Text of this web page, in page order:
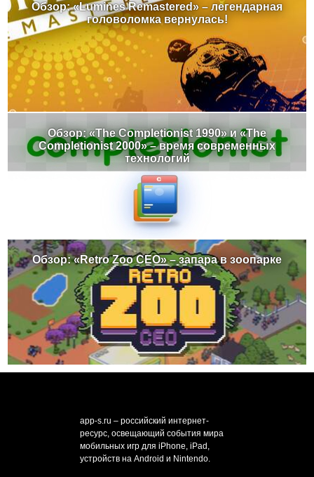
Обзор: «Lumines Remastered» – легендарная
головоломка вернулась!
Обзор: «The Completionist 1990» и «The
Completionist 2000» – время современных
технологий
Обзор: «Retro Zoo CEO» – запара в зоопарке
app-s.ru – российский интернет-
ресурс, освещающий события мира
мобильных игр для iPhone, iPad,
устройств на Android и Nintendo.